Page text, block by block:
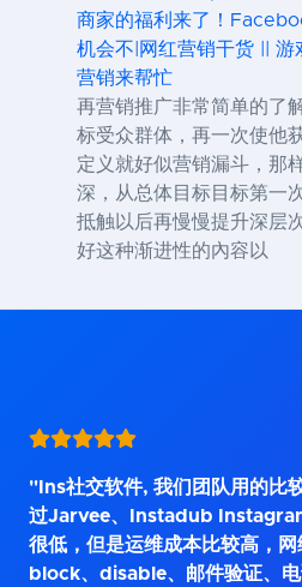
商家的福利来了！
机会不|网红营销干货 || 游
营销来帮忙
再营销推广非常简单的了
标受众群体，再一次使他
定义就好似营销漏斗，那
深，从总体目标目标第一
抵触以后再慢慢提升深层
好这种渐进性的內容以
"Ins社交软件, 我们团队用的比
过Jarvee、Instadub
很低，但是运维成本比较高，
block、disable、邮件验证、电